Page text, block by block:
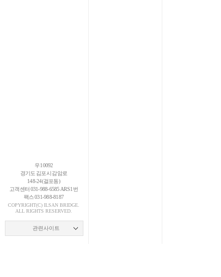
우 10092
경기도 김포시 감암로
148-24(걸포동)
고객센터 031-988-6585 ARS 1번
팩스 031-988-8187
COPYRIGHT(C) ILSAN BRIDGE.
ALL RIGHTS RESERVED.
관련사이트